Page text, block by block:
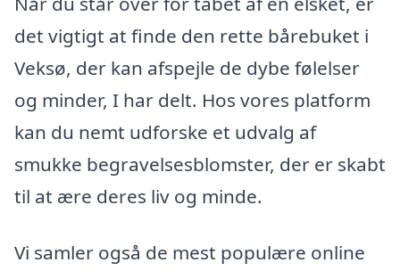
det vigtigt at finde den rette bårebuket i
Veksø, der kan afspejle de dybe følelser
og minder, I har delt. Hos vores platform
kan du nemt udforske et udvalg af
smukke begravelsesblomster, der er skabt
til at ære deres liv og minde.
Vi samler også de mest populære online